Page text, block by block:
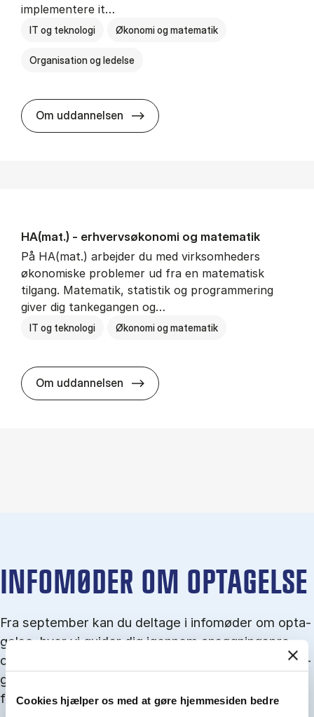
Cookies hjælper os med at gøre hjemmesiden bedre
implementere it…
IT og teknologi Økonomi og matematik
Organisation og ledelse
Om uddannelsen HA(it.) - erhvervs­økonomi og
HA(mat.) - erhvervs­økonomi og ma­te­ma­tik
På HA(mat.) arbejder du med virksomheders
økonomiske problemer ud fra en matematisk
tilgang. Matematik, statistik og programmering
giver dig tankegangen og…
IT og teknologi Økonomi og matematik
Om uddannelsen HA(mat.) - erhvervs­økonomi og
IN­FO­MØ­DER OM OP­TA­GEL­SE
Fra september kan du del­tage i in­fo­mø­der om op­ta­
gel­se, hvor vi gu­i­der dig igen­nem an­søg­nings­pro­
ces­sen, og for­tæl­ler om kvo­te 1 og 2, sprog- og ad­
gangs­krav, og hvordan du forbedrer dine chancer
for at blive optaget.